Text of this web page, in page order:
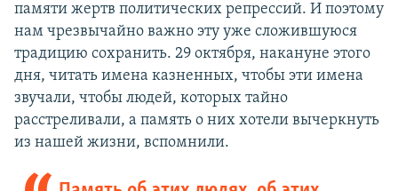
памяти жертв политических репрессий. И поэтому
нам чрезвычайно важно эту уже сложившуюся
традицию сохранить. 29 октября, накануне этого
дня, читать имена казненных, чтобы эти имена
звучали, чтобы людей, которых тайно
расстреливали, а память о них хотели вычеркнуть
из нашей жизни, вспомнили.